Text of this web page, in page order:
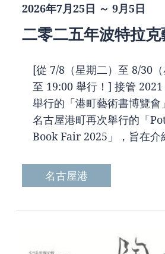
2026年7月25日 ～ 9月5日
二零二五年波特拉
[從 7/8（星期二）至 8/30
至 19:00 舉行！] 接管
舉行的「港町藝術書博覽會
名古屋港町再次舉行的「
Book Fair 2025」，旨在介
名古屋港